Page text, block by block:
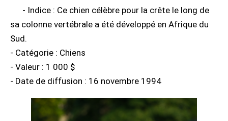
- Indice : Ce chien célèbre pour la crête le long de
sa colonne vertébrale a été développé en Afrique du
Sud.
- Catégorie : Chiens
- Valeur : 1 000 $
- Date de diffusion : 16 novembre 1994